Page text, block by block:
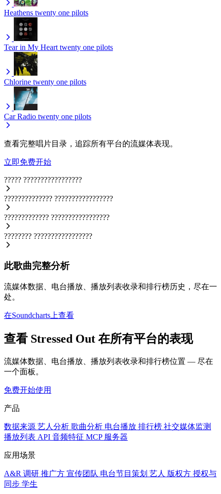
Heathens twenty one pilots
Tear in My Heart twenty one pilots
Chlorine twenty one pilots
Car Radio twenty one pilots
查看完整唱片目录，追踪所有平台的流媒体表现。
立即免费开始
????? ?????????????????
?????????????? ?????????????????
????????????? ?????????????????
???????? ?????????????????
此歌曲完整分析
流媒体数据、电台播放、播放列表收录和排行榜历史，尽在一
处。
在Soundcharts上查看
查看 Stressed Out 在所有平台的表现
流媒体数据、电台播放、播放列表收录和排行榜位置 — 尽在
一个面板。
免费开始使用
产品
数据来源 艺人分析 歌曲分析 电台播放 排行榜 社交媒体监测
播放列表 API 音频特征 MCP 服务器
应用场景
A&R 调研 推广方 宣传团队 电台节目策划 艺人 版权方 授权与
同步 学生